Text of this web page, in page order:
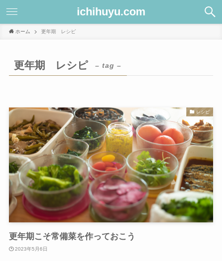
ichihuyu.com
ホーム 更年期 レシピ
更年期 レシピ – tag –
レシピ
更年期こそ常備菜を作っておこう
2023年5月6日